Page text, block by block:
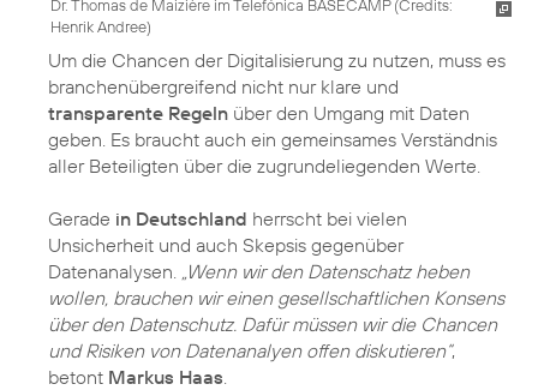
Dr. Thomas de Maizière im Telefónica BASECAMP (Credits:
Henrik Andree)
Um die Chancen der Digitalisierung zu nutzen, muss es
branchenübergreifend nicht nur klare und
transparente Regeln über den Umgang mit Daten
geben. Es braucht auch ein gemeinsames Verständnis
aller Beteiligten über die zugrundeliegenden Werte.
Gerade in Deutschland herrscht bei vielen
Unsicherheit und auch Skepsis gegenüber
Datenanalysen.
„Wenn wir den Datenschatz heben
wollen, brauchen wir einen gesellschaftlichen Konsens
über den Datenschutz. Dafür müssen wir die Chancen
und Risiken von Datenanalyen offen diskutieren“,
betont Markus Haas